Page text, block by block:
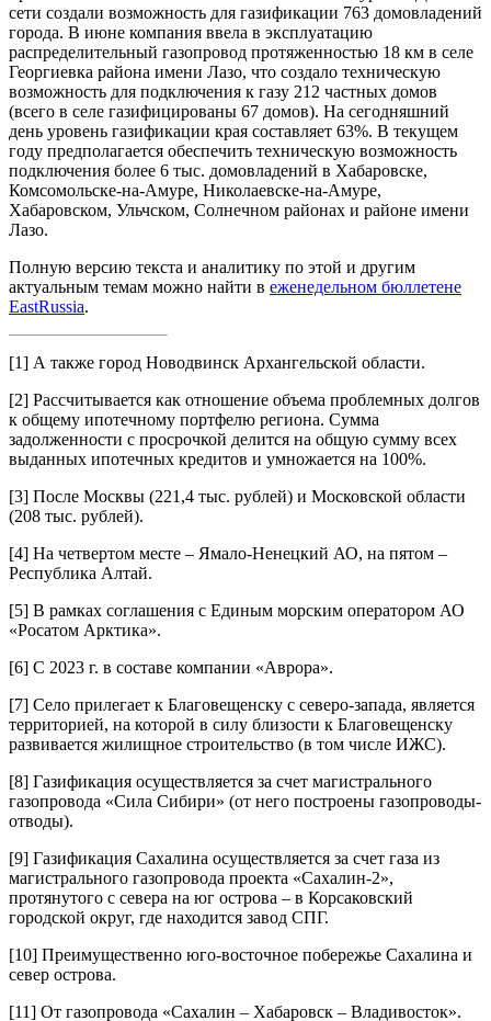
сети создали возможность для газификации 763 домовладений
города. В июне компания ввела в эксплуатацию
распределительный газопровод протяженностью 18 км в селе
Георгиевка района имени Лазо, что создало техническую
возможность для подключения к газу 212 частных домов
(всего в селе газифицированы 67 домов). На сегодняшний
день уровень газификации края составляет 63%. В текущем
году предполагается обеспечить техническую возможность
подключения более 6 тыс. домовладений в Хабаровске,
Комсомольске-на-Амуре, Николаевске-на-Амуре,
Хабаровском, Ульчском, Солнечном районах и районе имени
Лазо.
Полную версию текста и аналитику по этой и другим
актуальным темам можно найти в еженедельном бюллетене
EastRussia.
[1] А также город Новодвинск Архангельской области.
[2] Рассчитывается как отношение объема проблемных долгов
к общему ипотечному портфелю региона. Сумма
задолженности с просрочкой делится на общую сумму всех
выданных ипотечных кредитов и умножается на 100%.
[3] После Москвы (221,4 тыс. рублей) и Московской области
(208 тыс. рублей).
[4] На четвертом месте – Ямало-Ненецкий АО, на пятом –
Республика Алтай.
[5] В рамках соглашения с Единым морским оператором АО
«Росатом Арктика».
[6] С 2023 г. в составе компании «Аврора».
[7] Село прилегает к Благовещенску с северо-запада, является
территорией, на которой в силу близости к Благовещенску
развивается жилищное строительство (в том числе ИЖС).
[8] Газификация осуществляется за счет магистрального
газопровода «Сила Сибири» (от него построены газопроводы-
отводы).
[9] Газификация Сахалина осуществляется за счет газа из
магистрального газопровода проекта «Сахалин-2»,
протянутого с севера на юг острова – в Корсаковский
городской округ, где находится завод СПГ.
[10] Преимущественно юго-восточное побережье Сахалина и
север острова.
[11] От газопровода «Сахалин – Хабаровск – Владивосток».